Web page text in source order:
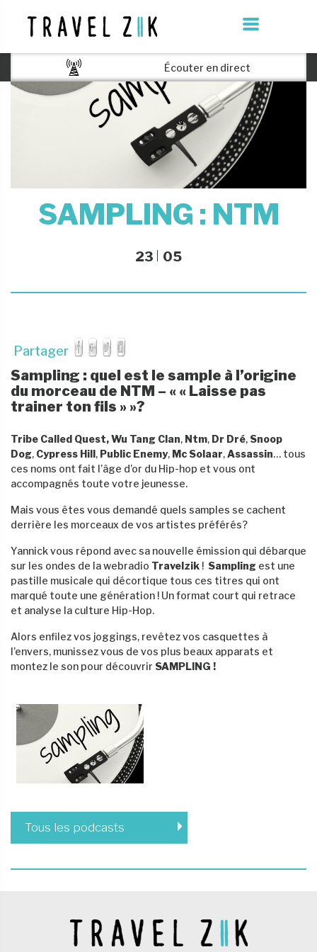
Écouter en direct
SAMPLING : NTM
23 05
Partager
Sampling : quel est le sample à l’origine
du morceau de NTM – « « Laisse pas
trainer ton fils » »?
Tribe Called Quest,Wu Tang Clan, Ntm, Dr Dré, Snoop
Dog, Cypress Hill, Public Enemy, Mc Solaar,Assassin… tous
ces noms ont fait l’âge d’or du Hip-hop et vous ont
accompagnés toute votre jeunesse.
Mais vous êtes vous demandé quels samples se cachent
derrière les morceaux de vos artistes préférés?
Yannick vous répond avec sa nouvelle émission qui débarque
sur les ondes de la webradio Travelzik ! Sampling est une
pastille musicale qui décortique tous ces titres qui ont
marqué toute une génération ! Un format court qui retrace
et analyse la culture Hip-Hop.
Alors enfilez vos joggings, revêtez vos casquettes à
l’envers, munissez vous de vos plus beaux apparats et
montez le son pour découvrir SAMPLING !
Tous les podcasts